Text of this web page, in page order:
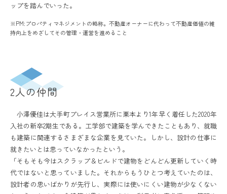
ップを踏んでいった。
※PM:プロパティマネジメントの略称。不動産オーナーに代わって不動産価値の維
持向上をめざしてその管理・運営を進めること
2人の仲間
小澤優佳は大手町プレイス営業所に栗本より1年早く着任した2020年
入社の新卒2期生である。工学部で建築を学んできたこともあり、就職
も建築に関連するさまざまな企業を見ていた。しかし、設計の仕事に
就きたいとは思っていなかったという。
「そもそも今はスクラップ＆ビルドで建物をどんどん更新していく時
代ではないと思っていました。それからもうひとつ考えていたのは、
設計者の思いばかりが先行し、実際には使いにくい建物が少なくない